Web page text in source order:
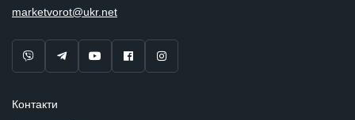
marketvorot@ukr.net
Контакти